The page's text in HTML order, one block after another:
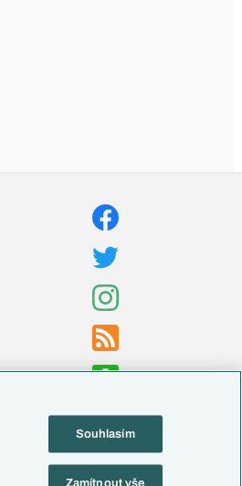
Souhlasím
Zamítnout vše